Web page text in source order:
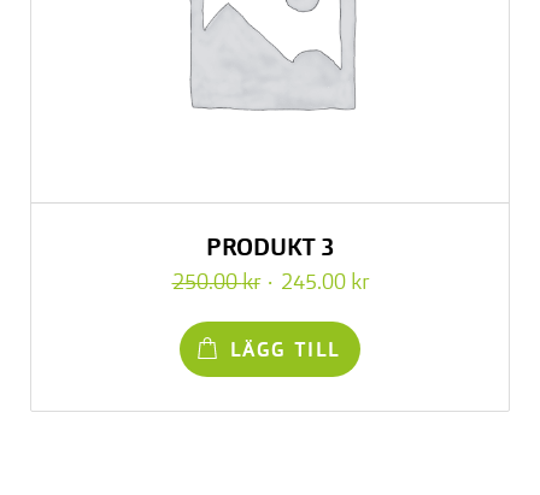
PRODUKT 3
250.00kr Det
priset
var:
250.00 kr.
245.00 krDet
245.00 kr.
LÄGG TILL